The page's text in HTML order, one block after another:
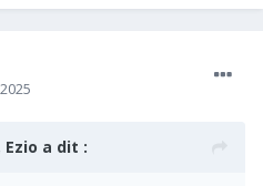
Ezio a dit :